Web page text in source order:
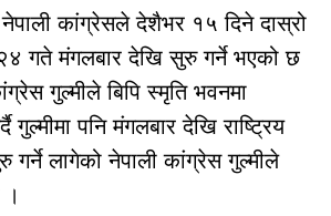
कांग्रेसले देशैभर १५ दिने दास्रो
गते मंगलबार देखि सुरु गर्ने भएको छ
गुल्मीले बिपि स्मृति भवनमा
गुल्मीमा पनि मंगलबार देखि राष्ट्रिय
गर्ने लागेको नेपाली कांग्रेस गुल्मीले
।